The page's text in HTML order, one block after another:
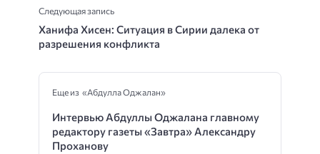
Следующая запись
Ханифа Хисен: Ситуация в Сирии далека от
разрешения конфликта
Еще из «Абдулла Оджалан»
Интервью Абдуллы Оджалана главному
редактору газеты «Завтра» Александру
Проханову